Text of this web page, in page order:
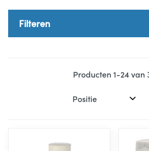
Filteren
Producten1-24van
Sorteer op: